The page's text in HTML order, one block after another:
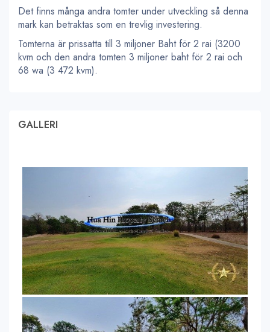
Det finns många andra tomter under utveckling så denna
mark kan betraktas som en trevlig investering.
Tomterna är prissatta till 3 miljoner Baht för 2 rai (3200
kvm och den andra tomten 3 miljoner baht för 2 rai och
68 wa (3 472 kvm).
GALLERI